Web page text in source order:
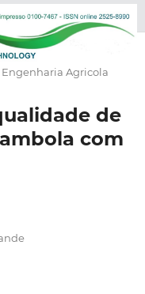
Engenharia Agricola
de
com